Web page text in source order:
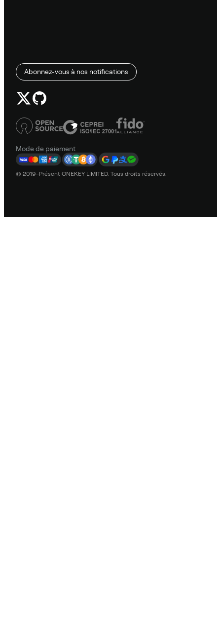
Abonnez-vous à nos notifications
Mode de paiement
© 2019–Présent ONEKEY LIMITED. Tous droits réservés.